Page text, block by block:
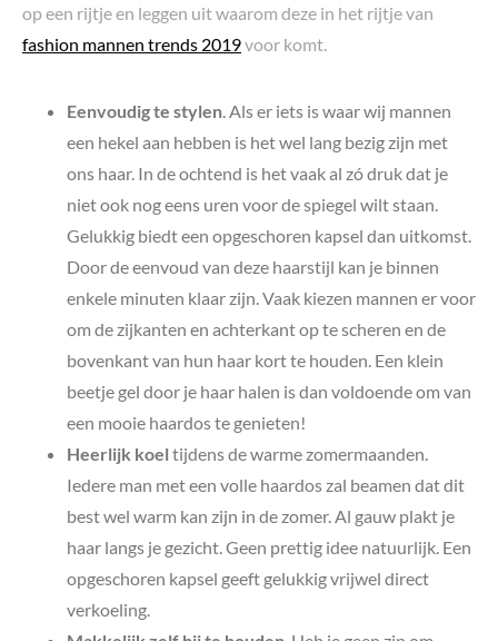
op een rijtje en leggen uit waarom deze in het rijtje van
fashion mannen trends 2019voor komt.
Eenvoudig te stylen . Als er iets is waar wij mannen
een hekel aan hebben is het wel lang bezig zijn met
ons haar. In de ochtend is het vaak al zó druk dat je
niet ook nog eens uren voor de spiegel wilt staan.
Gelukkig biedt een opgeschoren kapsel dan uitkomst.
Door de eenvoud van deze haarstijl kan je binnen
enkele minuten klaar zijn. Vaak kiezen mannen er voor
om de zijkanten en achterkant op te scheren en de
bovenkant van hun haar kort te houden. Een klein
beetje gel door je haar halen is dan voldoende om van
een mooie haardos te genieten!
Heerlijk koel tijdens de warme zomermaanden.
Iedere man met een volle haardos zal beamen dat dit
best wel warm kan zijn in de zomer. Al gauw plakt je
haar langs je gezicht. Geen prettig idee natuurlijk. Een
opgeschoren kapsel geeft gelukkig vrijwel direct
verkoeling.